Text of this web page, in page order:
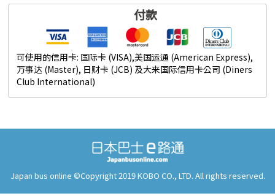
Japan bus online ©Copyright 2019 KOBO CO., LTD. All rights reserved.